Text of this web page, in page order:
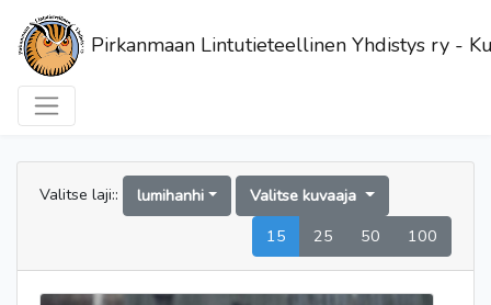
Pirkanmaan Lintutieteellinen Yhdistys ry -
Valitse laji:: lumihanhi
Valitse kuvaaja
15
25 50 100